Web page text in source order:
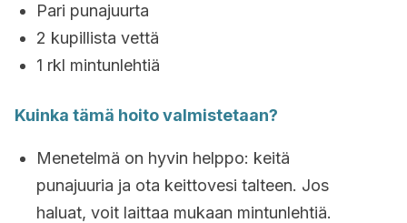
Pari punajuurta
2 kupillista vettä
1 rkl mintunlehtiä
Kuinka tämä hoito valmistetaan?
Menetelmä on hyvin helppo: keitä
punajuuria ja ota keittovesi talteen. Jos
haluat, voit laittaa mukaan mintunlehtiä.